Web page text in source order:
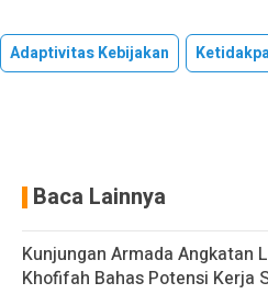
Adaptivitas Kebijakan
Baca Lainnya
Kunjungan Armada Angkatan
Khofifah Bahas Potensi Kerja